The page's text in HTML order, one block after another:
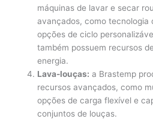
máquinas de lavar e secar
avançados, como tecnologia
opções de ciclo
também possuem recursos
energia.
Lava-louças: a Brastemp
recursos avançados, como
opções de carga flexível e
conjuntos de louças.